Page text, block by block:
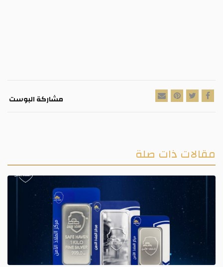
مشاركة البوست
مقالات ذات صلة